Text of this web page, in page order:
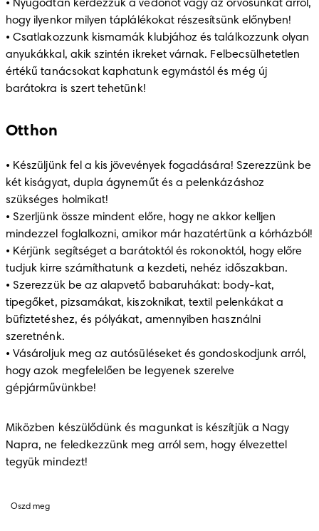
• Nyugodtan kérdezzük a védőnőt vagy az orvosunkat arról,
hogy ilyenkor milyen táplálékokat részesítsünk előnyben!
• Csatlakozzunk kismamák klubjához és találkozzunk olyan
anyukákkal, akik szintén ikreket várnak. Felbecsülhetetlen
értékű tanácsokat kaphatunk egymástól és még új
barátokra is szert tehetünk!
Otthon
• Készüljünk fel a kis jövevények fogadására! Szerezzünk be
két kiságyat, dupla ágyneműt és a pelenkázáshoz
szükséges holmikat!
• Szerljünk össze mindent előre, hogy ne akkor kelljen
mindezzel foglalkozni, amikor már hazatértünk a kórházból!
• Kérjünk segítséget a barátoktól és rokonoktól, hogy előre
tudjuk kirre számíthatunk a kezdeti, nehéz időszakban.
• Szerezzük be az alapvető babaruhákat: body-kat,
tipegőket, pizsamákat, kiszoknikat, textil pelenkákat a
büfiztetéshez, és pólyákat, amennyiben használni
szeretnénk.
• Vásároljuk meg az autósüléseket és gondoskodjunk arról,
hogy azok megfelelően be legyenek szerelve
gépjárművünkbe!
Miközben készülődünk és magunkat is készítjük a Nagy
Napra, ne feledkezzünk meg arról sem, hogy élvezettel
tegyük mindezt!
Oszd meg